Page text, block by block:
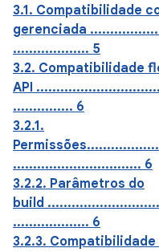
3.1. Compatibilidade
gerenciada
................... 5
3.2. Compatibilidade
API
............... 6
3.2.1.
................................ 6
3.2.2. Parâmetros do
build
................... 6
3.2.3. Compatibilidade